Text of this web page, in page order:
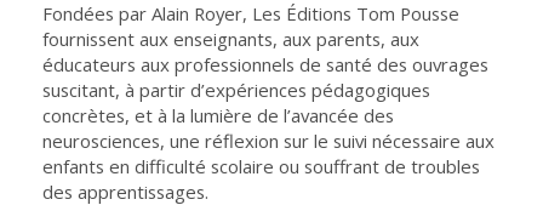
Fondées par Alain Royer, Les Éditions Tom Pousse
fournissent aux enseignants, aux parents, aux
éducateurs aux professionnels de santé des ouvrages
suscitant, à partir d’expériences pédagogiques
concrètes, et à la lumière de l’avancée des
neurosciences, une réflexion sur le suivi nécessaire aux
enfants en difficulté scolaire ou souffrant de troubles
des apprentissages.